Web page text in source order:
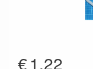
€1.22